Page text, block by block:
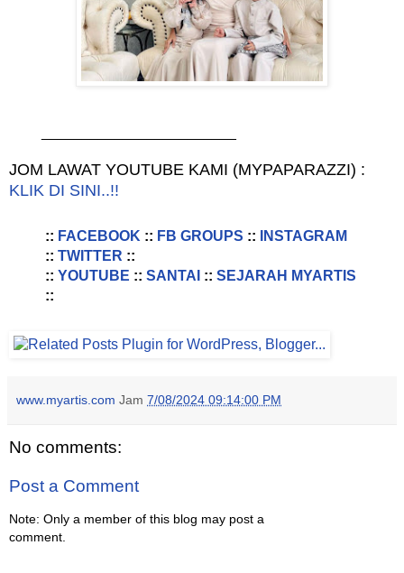
JOM LAWAT YOUTUBE KAMI (MYPAPARAZZI) :
KLIK DI SINI..!!
:: FACEBOOK :: FB GROUPS ::
INSTAGRAM
:: TWITTER ::
:: YOUTUBE :: SANTAI :: SEJARAH MYARTIS
::
www.myartis.com Jam 7/08/2024 09:14:00 PM
No comments:
Post a Comment
Note: Only a member of this blog may post a
comment.